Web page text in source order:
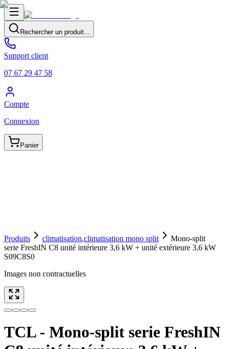
Rechercher un produit...
Support client
07 67 29 47 58
Compte
Connexion
Panier
Produits climatisation,climatisation mono split
Mono-split
serie FreshIN C8 unité intérieure 3,6 kW + unité extérieure 3,6 kW
S09C8S0
Images non contractuelles
TCL - Mono-split serie FreshIN